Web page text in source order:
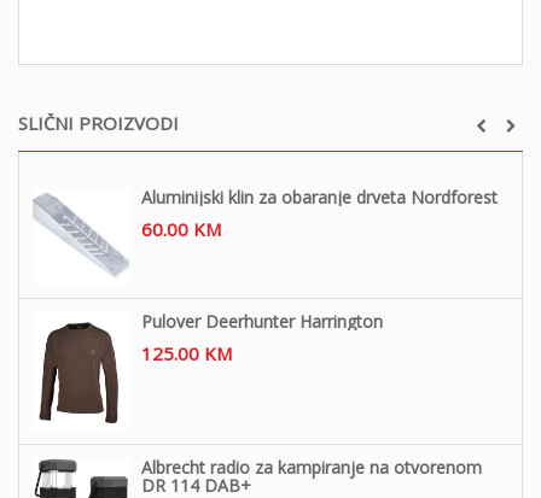
SLIČNI PROIZVODI
Aluminijski klin za obaranje drveta Nordforest
60.00 KM
Pulover Deerhunter Harrington
125.00 KM
Albrecht radio za kampiranje na otvorenom
DR 114 DAB+